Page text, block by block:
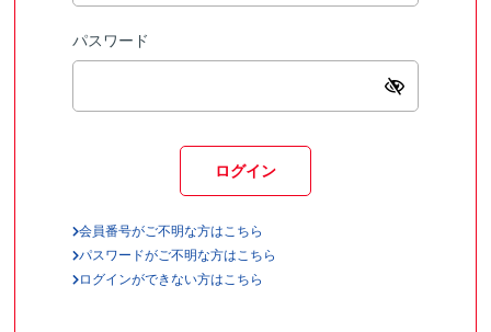
パスワード
ログイン
会員番号がご不明な方はこちら
パスワードがご不明な方はこちら
ログインができない方はこちら